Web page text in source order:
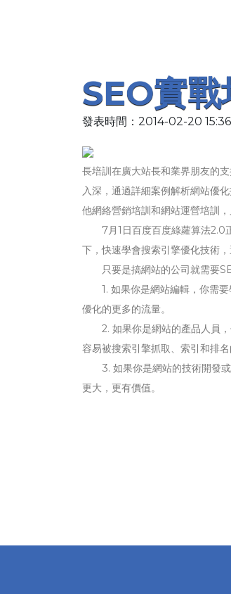
SEO實
發表時間：2014-02-20
長培訓在廣大站長和業界朋友的
入深，通過詳細案例解析網站優
他網絡營銷培訓和網站運營培訓
7月1日百度百度綠蘿算法2.0正
下，快速學會搜索引擎優化技術
只要是搞網站的公司就需要
1. 如果你是網站編輯，你需要
優化的更多的流量。
2. 如果你是網站的產品人員，
容易被搜索引擎抓取、索引和排名
3. 如果你是網站的技術開發或
更大，更有價值。